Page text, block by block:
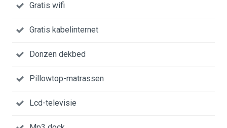
Gratis wifi
Gratis kabelinternet
Donzen dekbed
Pillowtop-matrassen
Lcd-televisie